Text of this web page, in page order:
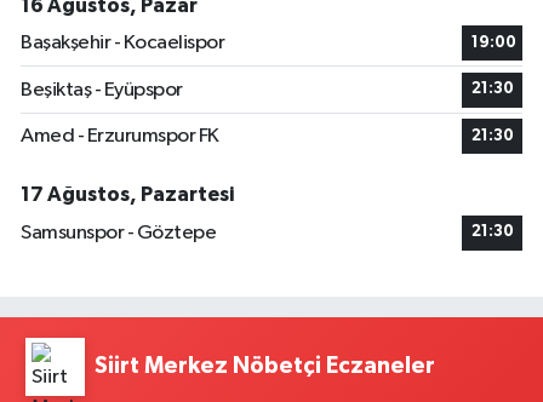
16 Ağustos, Pazar
Başakşehir - Kocaelispor
19:00
Beşiktaş - Eyüpspor 21:30
Amed - Erzurumspor FK 21:30
17 Ağustos, Pazartesi
Samsunspor - Göztepe
21:30
Siirt Merkez Nöbetçi Eczaneler